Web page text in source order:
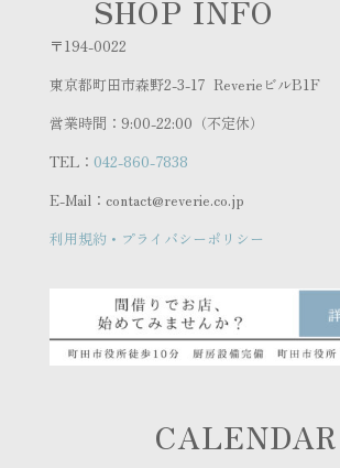
SHOP INFO
〒194-0022
東京都町田市森野2-3-17 ReverieビルB1F
営業時間：9:00-22:00（不定休）
TEL： 042-860-7838
E-Mail：contact@reverie.co.jp
利用規約・プライバシーポリシー
CALENDAR